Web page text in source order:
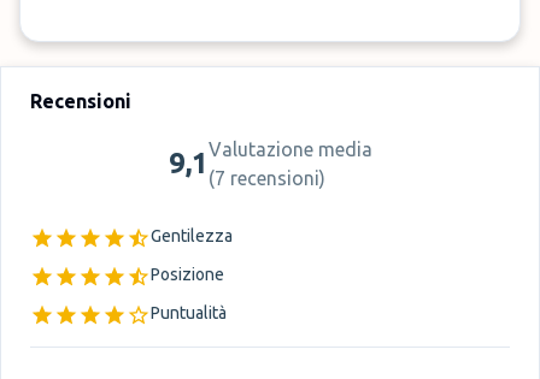
Recensioni
9,1 Valutazione media
(7 recensioni)
Gentilezza
Posizione
Puntualità